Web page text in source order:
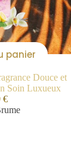
panier
Douce et
Soin Luxueux
€